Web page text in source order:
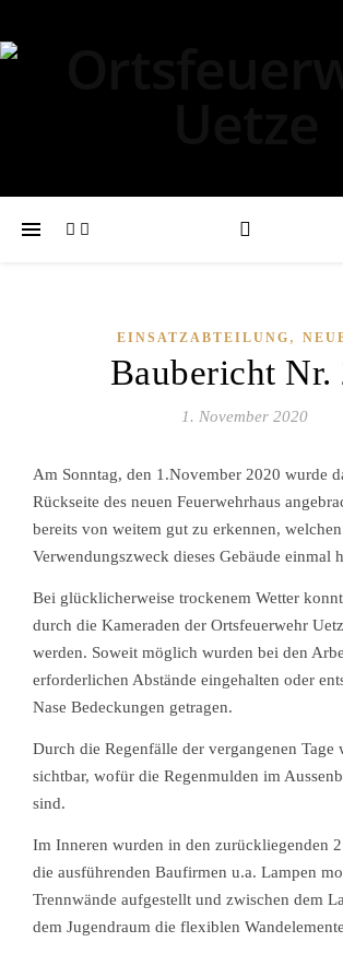
EINSATZABTEILUNG ,
Baubericht Nr.
1. November 2020
Am Sonntag, den 1.November 2020 wurde
Rückseite des neuen Feuerwehrhaus
bereits von weitem gut zu erkennen, welchen
Verwendungszweck dieses Gebäude einmal
Bei glücklicherweise trockenem Wetter
durch die Kameraden der Ortsfeuerwehr
werden. Soweit möglich wurden bei den
erforderlichen Abstände eingehalten oder
Nase Bedeckungen getragen.
Durch die Regenfälle der vergangenen Tage
sichtbar, wofür die Regenmulden im
sind.
Im Inneren wurden in den zurückliegenden
die ausführenden Baufirmen u.a. Lampen
Trennwände aufgestellt und zwischen dem
dem Jugendraum die flexiblen